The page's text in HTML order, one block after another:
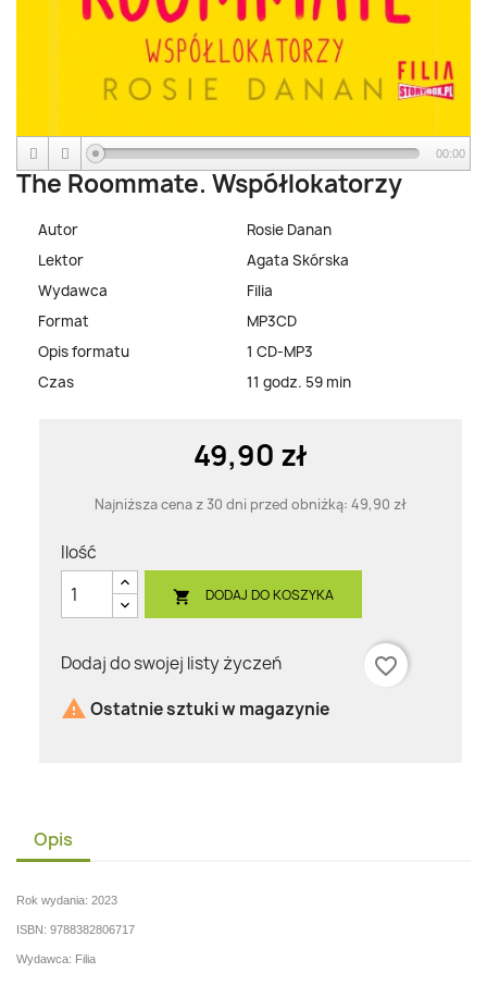
00:00
The Roommate. Współlokatorzy
Autor
Rosie Danan
Lektor
Agata Skórska
Wydawca
Filia
Format
MP3CD
Opis formatu
1 CD-MP3
Czas
11 godz. 59 min
49,90 zł
Najniższa cena z 30 dni przed obniżką: 49,90 zł
Ilość
 DODAJ DO KOSZYKA
Dodaj do swojej listy życzeń
favorite_border
 Ostatnie sztuki w magazynie
Opis
Rok wydania: 2023
ISBN: 9788382806717
Wydawca: Filia